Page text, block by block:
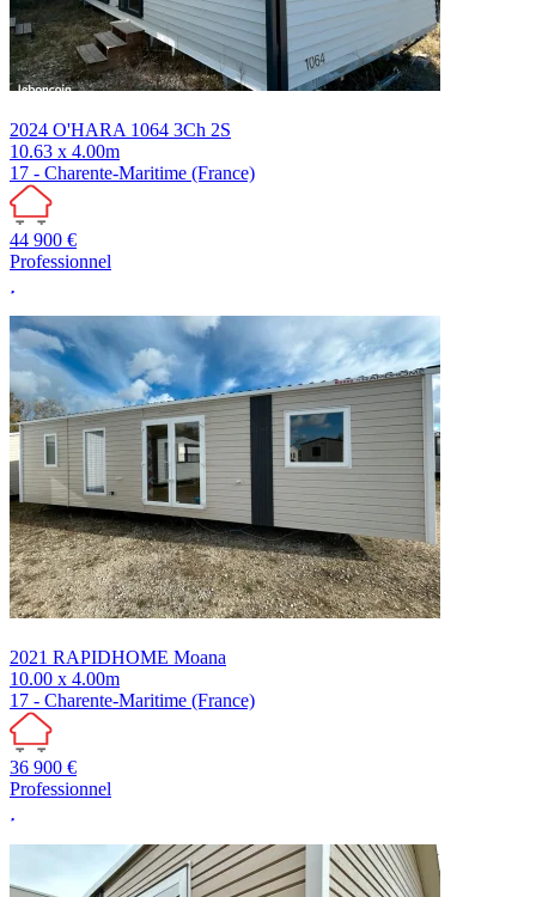
2024 O'HARA 1064 3Ch 2S
10.63 x 4.00m
17 - Charente-Maritime (France)
44 900 €
Professionnel
2021 RAPIDHOME Moana
10.00 x 4.00m
17 - Charente-Maritime (France)
36 900 €
Professionnel